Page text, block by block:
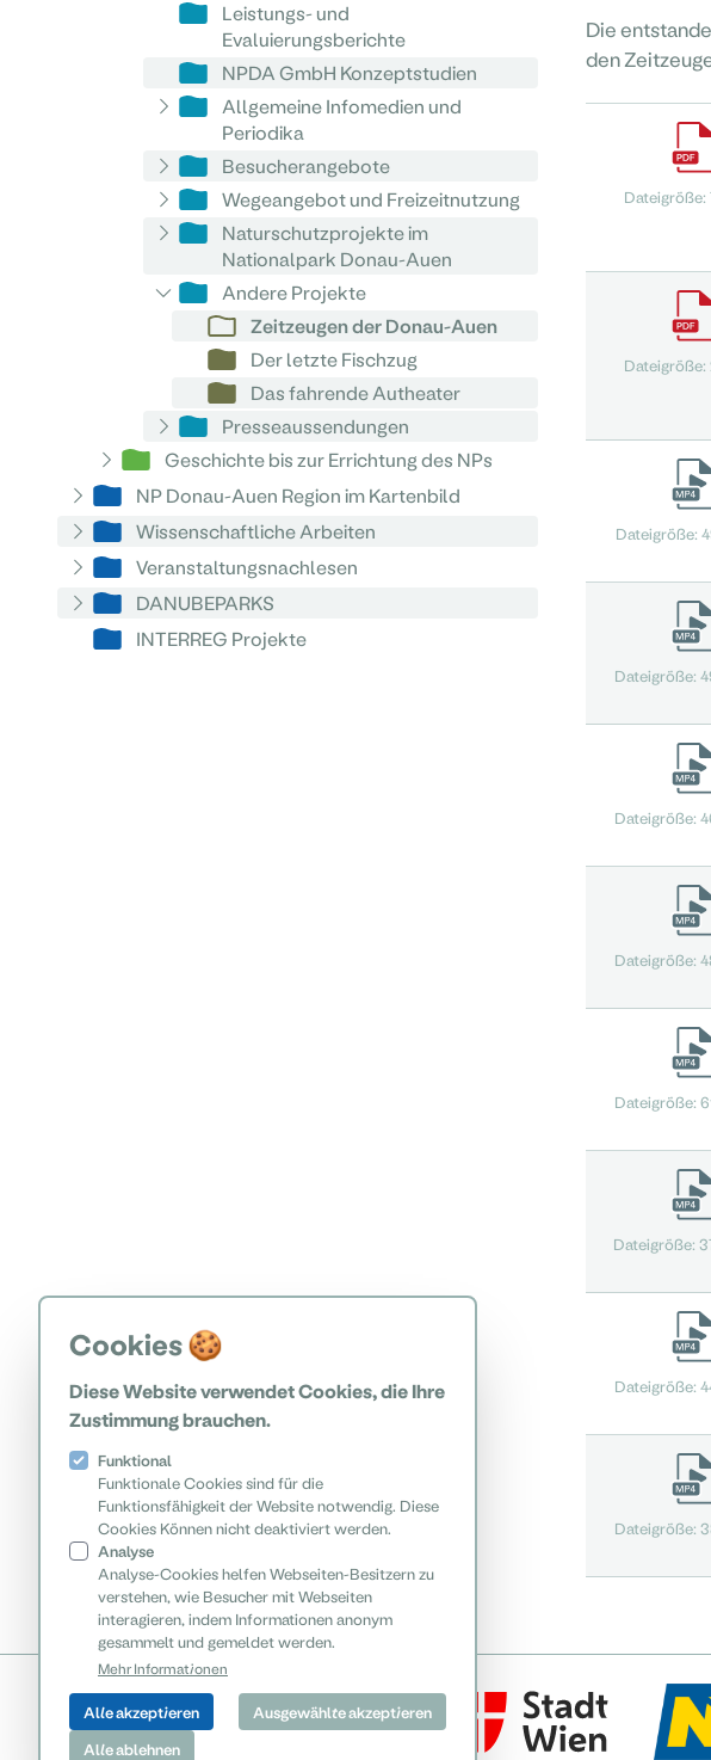
Cookies 🍪
Diese Website verwendet Cookies, die Ihre
Zustimmung brauchen.
Funktional
Funktionale Cookies sind für die
Funktionsfähigkeit der Website notwendig. Diese
Cookies Können nicht deaktiviert werden.
Analyse
Analyse-Cookies helfen Webseiten-Besitzern zu
verstehen, wie Besucher mit Webseiten
interagieren, indem Informationen anonym
gesammelt und gemeldet werden.
Mehr Informationen
Alle akzeptieren Ausgewählte akzeptieren
Alle ablehnen
Leistungs- und
Evaluierungsberichte
NPDA GmbH Konzeptstudien
Allgemeine Infomedien und
Periodika
Besucherangebote
Wegeangebot und Freizeitnutzung
Naturschutzprojekte im
Nationalpark Donau-Auen
Andere Projekte
Zeitzeugen der Donau-Auen
Der letzte Fischzug
Das fahrende Autheater
Presseaussendungen
Geschichte bis zur Errichtung des NPs
NP Donau-Auen Region im Kartenbild
Wissenschaftliche Arbeiten
Veranstaltungsnachlesen
DANUBEPARKS
INTERREG Projekte
Die
den
Dateigröße:
Dateigröße:
Dateigröße:
Dateigröße:
Dateigröße:
Dateigröße:
Dateigröße:
Dateigröße:
Dateigröße:
Dateigröße: